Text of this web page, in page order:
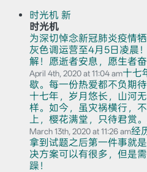
时光机 新
时光机
为深切悼念新冠肺炎疫情
灰色调运营至4月5日凌晨
解！愿逝者安息，愿生者
April 4th, 2020 at 11:04 am十七
歇。每一份热爱都不负期
十七年，岁月悠长，山河
样。如今，虽灾祸横行，
上，樱花满堂，只待君赏
March 13th, 2020 at 11:26 am经
拿到试题之后第一件事就
决方案可以有很多，但是
躁！